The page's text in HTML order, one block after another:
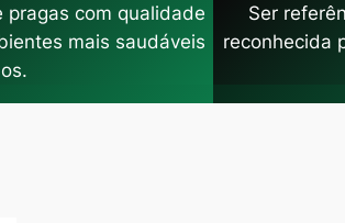
pragas com qualidade
mais saudáveis
Ser
reconhecida